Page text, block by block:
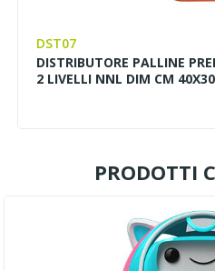
DST07
DISTRIBUTORE PALLINE
2 LIVELLI NNL DIM CM
PRODOTTI